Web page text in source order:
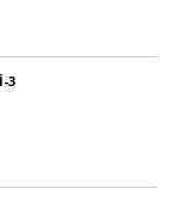
3